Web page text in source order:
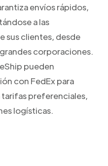
envíos rápidos,
a las
sus clientes, desde
corporaciones.
pueden
con FedEx para
tarifas preferenciales,
logísticas.